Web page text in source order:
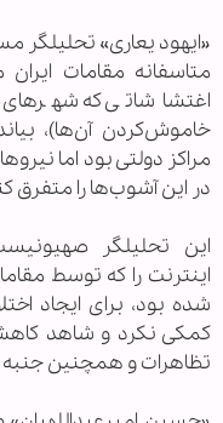
متاسفانه مقامات
اغتشاشاتی که شهرهای
خاموش‌کردن‌ آن‌ها)،
مراکز دولتی بود اما
در این آشوب‌ها را متفرق
این تحلیلگر
اینترنت را که توسط
شده بود، برای ایجاد
کمکی نکرد و شاهد
تظاهرات و همچنین